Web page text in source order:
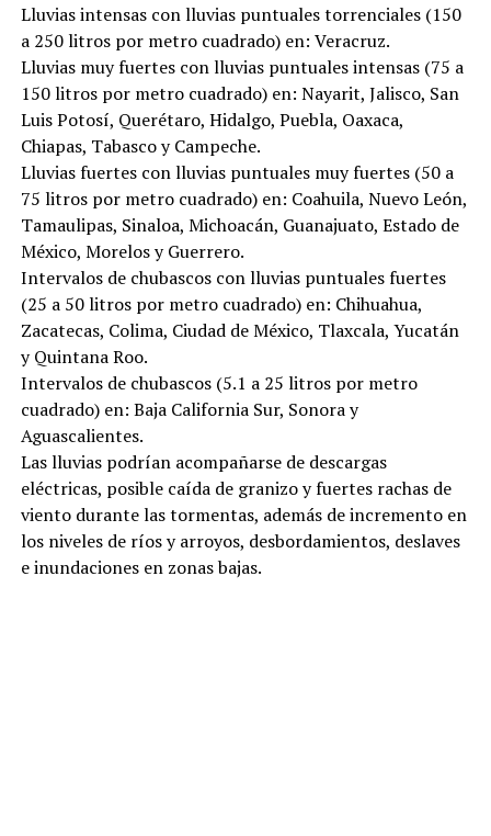
Lluvias intensas con lluvias puntuales torrenciales (150
a 250 litros por metro cuadrado) en: Veracruz.
Lluvias muy fuertes con lluvias puntuales intensas (75 a
150 litros por metro cuadrado) en: Nayarit, Jalisco, San
Luis Potosí, Querétaro, Hidalgo, Puebla, Oaxaca,
Chiapas, Tabasco y Campeche.
Lluvias fuertes con lluvias puntuales muy fuertes (50 a
75 litros por metro cuadrado) en: Coahuila, Nuevo León,
Tamaulipas, Sinaloa, Michoacán, Guanajuato, Estado de
México, Morelos y Guerrero.
Intervalos de chubascos con lluvias puntuales fuertes
(25 a 50 litros por metro cuadrado) en: Chihuahua,
Zacatecas, Colima, Ciudad de México, Tlaxcala, Yucatán
y Quintana Roo.
Intervalos de chubascos (5.1 a 25 litros por metro
cuadrado) en: Baja California Sur, Sonora y
Aguascalientes.
Las lluvias podrían acompañarse de descargas
eléctricas, posible caída de granizo y fuertes rachas de
viento durante las tormentas, además de incremento en
los niveles de ríos y arroyos, desbordamientos, deslaves
e inundaciones en zonas bajas.